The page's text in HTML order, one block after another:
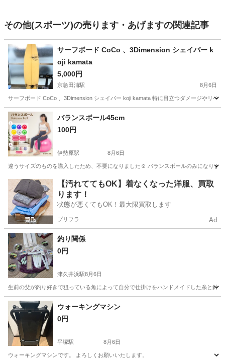
その他(スポーツ)の売ります・あげますの関連記事
サーフボード CoCo 、3Dimension シェイパー k
oji kamata
5,000円
京急田浦駅 8月6日
サーフボード CoCo 、3Dimension シェイパー koji kamata 特に目立つダメージやリ
神奈川 逗子市 京急田浦駅
バランスボール45cm
100円
伊勢原駅 8月6日
違うサイズのものを購入したため、不要になりました☺︎ バランスボールのみになりま
神奈川 伊勢原市 伊勢原駅 フィットネス、トレーニング
【汚れててもOK】着なくなった洋服、買取
ります！
状態が悪くてもOK！最大限買取します
プリフラ Ad
釣り関係
0円
津久井浜駅8月6日
生前の父が釣り好きで狙っている魚によって自分で仕掛けをハンドメイドした糸と針
神奈川 横須賀市 津久井浜駅
ウォーキングマシン
0円
平塚駅 8月6日
ウォーキングマシンです。 よろしくお願いいたします。